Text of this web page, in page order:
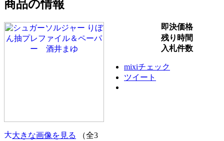
商品の情報
大きな画像を見る
（全3
即決価格
残り時間
入札件数
mixiチェック
ツイート